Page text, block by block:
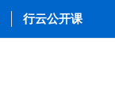
行云公开课